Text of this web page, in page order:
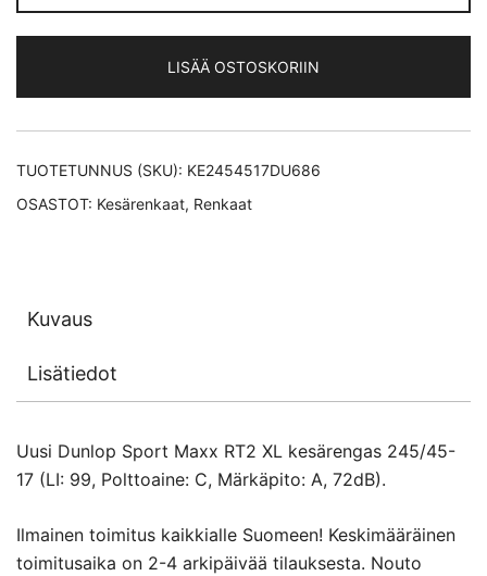
Maxx
kesärengas
245/45-
17
määrä
LISÄÄ OSTOSKORIIN
TUOTETUNNUS (SKU): KE2454517DU686
OSASTOT: Kesärenkaat, Renkaat
Kuvaus
Lisätiedot
Uusi Dunlop Sport Maxx RT2 XL kesärengas 245/45-
17 (LI: 99, Polttoaine: C, Märkäpito: A, 72dB).
Ilmainen toimitus kaikkialle Suomeen! Keskimääräinen
toimitusaika on 2-4 arkipäivää tilauksesta. Nouto